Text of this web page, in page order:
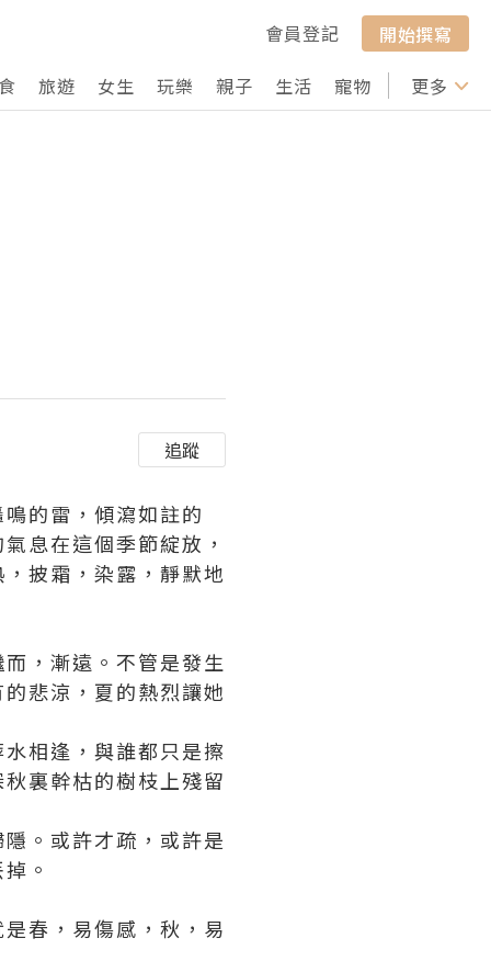
會員登記
開始撰寫
旅遊 女生 玩樂 親子 生活 寵物 行山 打卡
更多
追蹤
的雷，傾瀉如註的
息在這個季節綻放，
披霜，染露，靜默地
，漸遠。不管是發生
悲涼，夏的熱烈讓她
相逢，與誰都只是擦
裏幹枯的樹枝上殘留
。或許才疏，或許是
。
春，易傷感，秋，易